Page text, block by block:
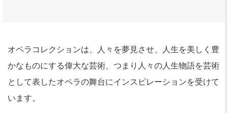
オペラコレクションは、人々を夢見させ、人生を美しく豊
かなものにする偉大な芸術、つまり人々の人生物語を芸術
として表したオペラの舞台にインスピレーションを受けて
います。